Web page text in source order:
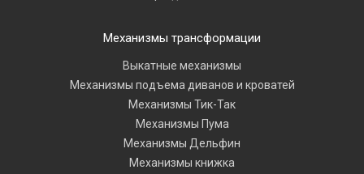
Механизмы трансформации
Выкатные механизмы
Механизмы подъема диванов и кроватей
Механизмы Тик-Так
Механизмы Пума
Механизмы Дельфин
Механизмы книжка